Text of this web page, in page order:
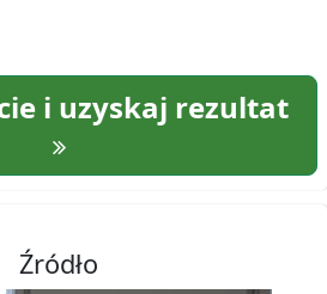
i uzyskaj rezultat
Źródło